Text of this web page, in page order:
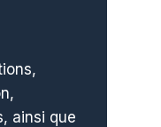
ainsi que